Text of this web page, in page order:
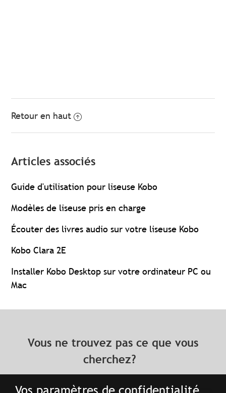
Retour en haut
Articles associés
Guide d'utilisation pour liseuse Kobo
Modèles de liseuse pris en charge
Écouter des livres audio sur votre liseuse Kobo
Kobo Clara 2E
Installer Kobo Desktop sur votre ordinateur PC ou
Mac
Vous ne trouvez pas ce que vous
cherchez?